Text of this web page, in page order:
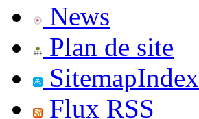
News
Plan de site
SitemapIndex
Flux RSS